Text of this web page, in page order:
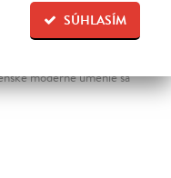
SÚHLASÍM
im sochy a
moderné umenie sa